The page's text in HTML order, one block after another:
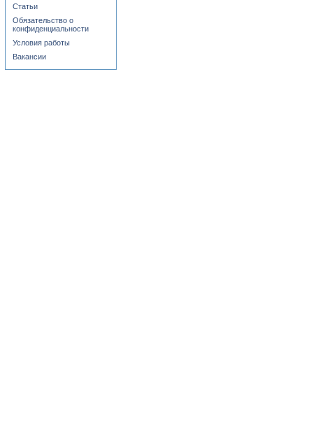
Статьи
Обязательство о
конфиденциальности
Условия работы
Вакансии